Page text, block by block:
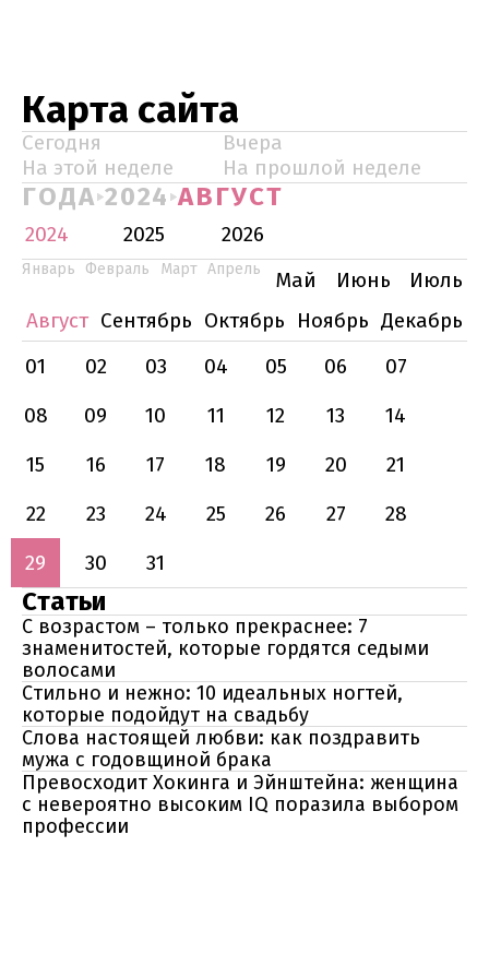
Карта сайта
Сегодня
Вчера
На этой неделе
На прошлой неделе
ГОДА 2024 АВГУСТ
2024 2025 2026
Январь Февраль Март Апрель Май Июнь
Июль
Август Сентябрь Октябрь Ноябрь Декабрь
01
02 03 04 05 06
07
08
09 10 11 12 13
14
15
16 17 18 19 20
21
22
23 24 25 26 27
28
29
30 31
Статьи
С возрастом – только прекраснее: 7
знаменитостей, которые гордятся седыми
волосами
Стильно и нежно: 10 идеальных ногтей,
которые подойдут на свадьбу
Слова настоящей любви: как поздравить
мужа с годовщиной брака
Превосходит Хокинга и Эйнштейна: женщина
с невероятно высоким IQ поразила выбором
профессии